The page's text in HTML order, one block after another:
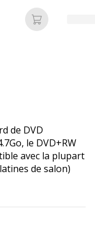
Ajouter au
de DVD
le DVD+RW
avec la plupart
de salon)